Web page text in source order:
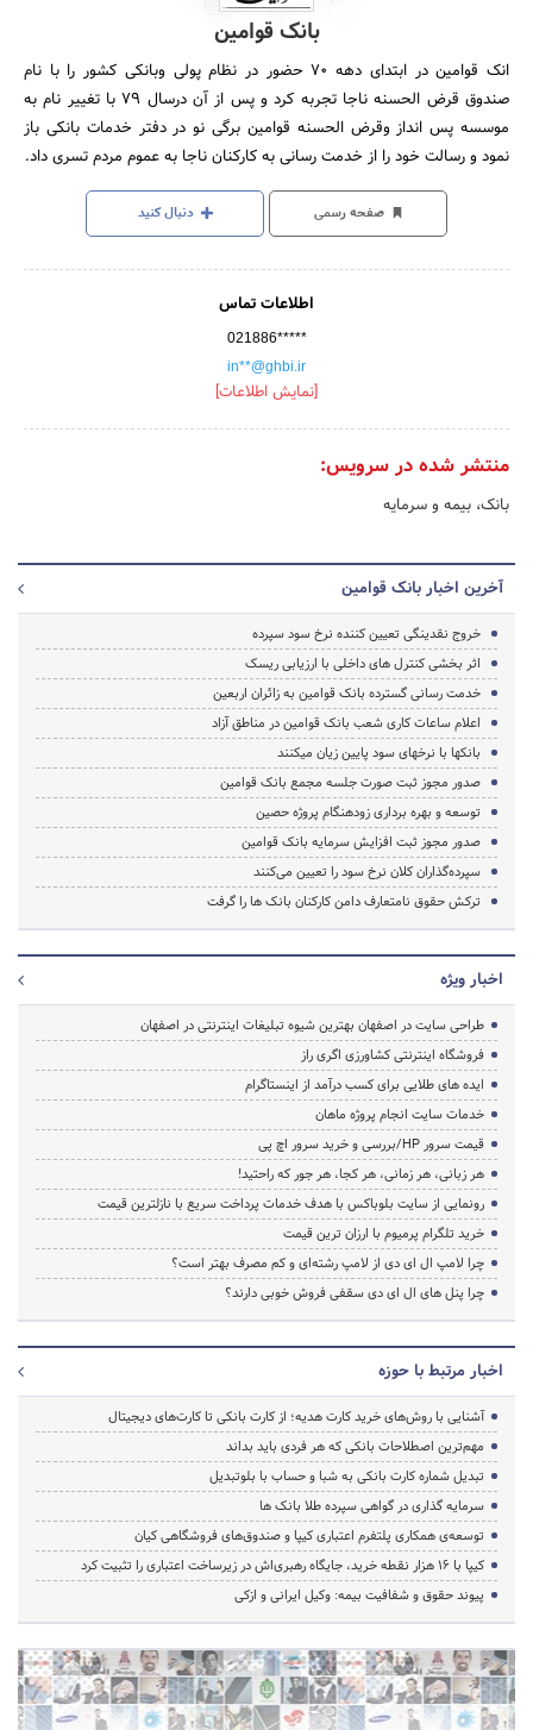
بانک قوامین
انک قوامین در ابتدای دهه 70 حضور در نظام پولی وبانکی کشور را با نام
صندوق قرض الحسنه ناجا تجربه کرد و پس از آن درسال 79 با تغییر نام به
موسسه پس انداز وقرض الحسنه قوامین برگی نو در دفتر خدمات بانکی باز
نمود و رسالت خود را از خدمت رسانی به کارکنان ناجا به عموم مردم تسری داد.
صفحه رسمی دنبال کنید
اطلاعات تماس
021886*****
in**@ghbi.ir
[نمایش اطلاعات]
منتشر شده در سرویس:
بانک، بیمه و سرمایه
آخرین اخبار بانک قوامین
خروج نقدینگی تعیین کننده نرخ سود سپرده
اثر بخشی کنترل های داخلی با ارزیابی ریسک
خدمت رسانی گسترده بانک قوامین به زائران اربعین
اعلام ساعات کاری شعب بانک قوامین در مناطق آزاد
بانک‎ها با نرخ‎های سود پایین زیان می‎کنند
صدور مجوز ثبت صورت‎ جلسه مجمع بانک قوامین
توسعه و بهره برداری زودهنگام پروژه حصین
صدور مجوز ثبت افزایش سرمایه بانک قوامین
سپرده‌گذاران کلان نرخ سود را تعیین می‌کنند
ترکش حقوق نامتعارف دامن کارکنان بانک ها را گرفت
اخبار ویژه
طراحی سایت در اصفهان بهترین شیوه تبلیغات اینترنتی در اصفهان
فروشگاه اینترنتی کشاورزی اگری راز
ایده های طلایی برای کسب درآمد از اینستاگرام
خدمات سایت انجام پروژه ماهان
قیمت سرور HP/بررسی و خرید سرور اچ پی
هر زبانی، هر زمانی، هر کجا، هر جور که راحتید!
رونمایی از سایت بلوباکس با هدف خدمات پرداخت سریع با نازلترین قیمت
خرید تلگرام پرمیوم با ارزان ترین قیمت
چرا لامپ ال ای دی از لامپ رشته‌ای و کم مصرف بهتر است؟
چرا پنل های ال ای دی سقفی فروش خوبی دارند؟
اخبار مرتبط با حوزه
آشنایی با روش‌های خرید کارت هدیه؛ از کارت بانکی تا کارت‌های دیجیتال
مهم‌ترین اصطلاحات بانکی که هر فردی باید بداند
تبدیل شماره کارت بانکی به شبا و حساب با بلوتبدیل
سرمایه گذاری در گواهی سپرده طلا بانک ها
توسعه‌ی همکاری‌ پلتفرم اعتباری کیپا و صندوق‌های فروشگاهی کیان
کیپا با ۱۶ هزار نقطه خرید، جایگاه رهبری‌اش در زیرساخت اعتباری را تثبیت کرد
پیوند حقوق و شفافیت بیمه: وکیل ایرانی و ازکی